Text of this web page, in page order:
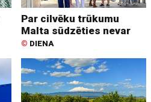
Par cilvēku trūkumu
Malta sūdzēties nevar
© DIENA